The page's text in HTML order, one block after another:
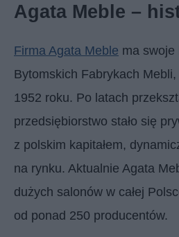
Agata Meble –
Firma Agata Meble ma swoje
Bytomskich Fabrykach Mebli,
1952 roku. Po latach
przedsiębiorstwo stało się
z polskim kapitałem,
na rynku. Aktualnie Agata
dużych salonów w całej
od ponad 250 producentów.